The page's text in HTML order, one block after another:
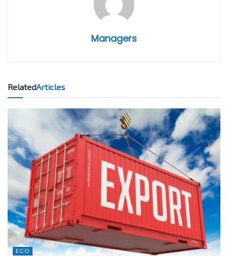
Managers
RelatedArticles
ECO